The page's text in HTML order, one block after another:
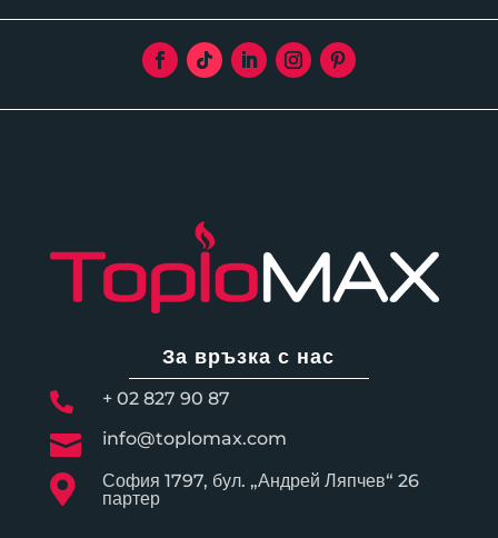
За връзка с нас
 + 02 827 90 87
 info@toplomax.com

София 1797, бул. „Андрей Ляпчев“ 26
партер